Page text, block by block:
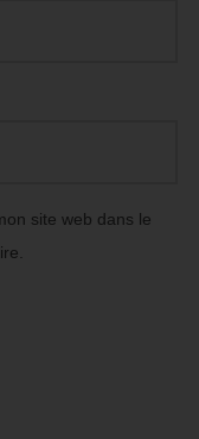
site web dans le